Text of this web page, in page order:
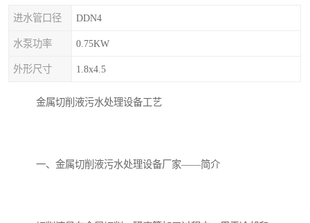
进水管口径 DDN4
水泵功率 0.75KW
外形尺寸 1.8x4.5
金属切削液污水处理设备工艺
一、金属切削液污水处理设备厂家——简介
复合二氧化氯发生器污水
处理设备
屠宰场一体化污水处理设
地埋式一体化污水处理设